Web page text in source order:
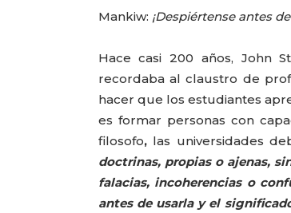
Mankiw: ¡Despiértense antes
Hace casi 200 años, John
recordaba al claustro de
hacer que los estudiantes
es formar personas con
filosofo, las universidades
doctrinas, propias o ajenas,
falacias, incoherencias o
antes de usarla y el